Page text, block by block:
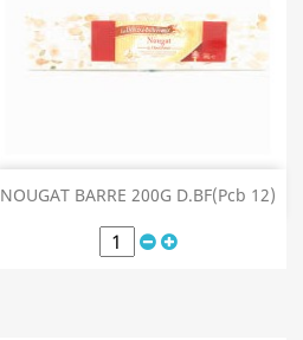
NOUGAT BARRE 200G D.BF(Pcb 12)
Aperçu rapide